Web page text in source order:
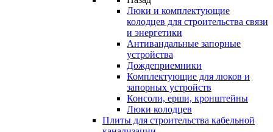
Люки и комплектующие
колодцев для строительства связи
и энергетики
Антивандальные запорные
устройства
Дождеприемники
Комплектующие для люков и
запорных устройств
Консоли, ерши, кронштейны
Люки колодцев
Плиты для строительства кабельной